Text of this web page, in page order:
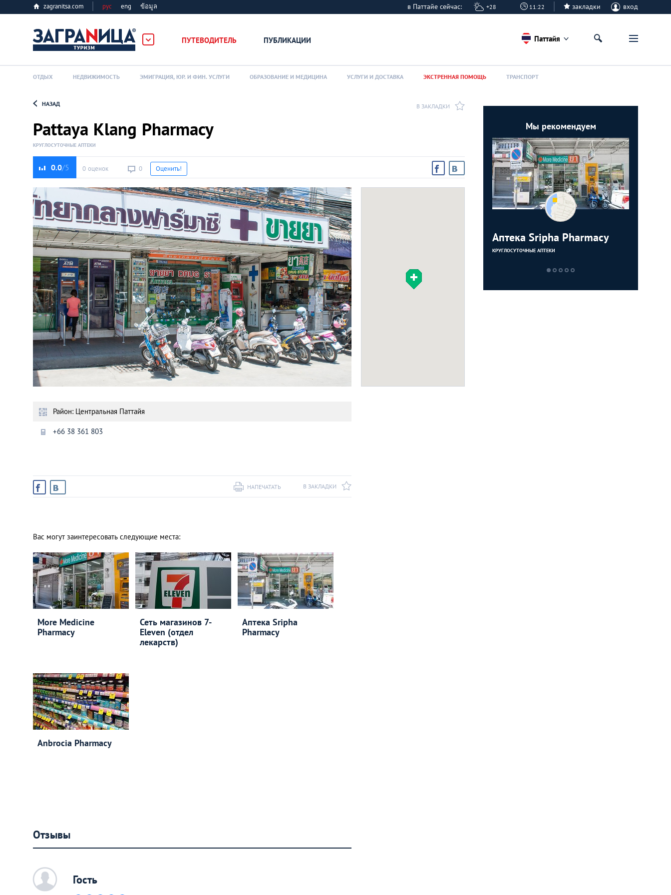
zagranitsa.com рус eng ข้อมูล в Паттайе сейчас: +28 11:22 закладки вход
ПУТЕВОДИТЕЛЬ ПУБЛИКАЦИИ
Астана
Афины
Киев
Лондон
Лос-Анджелес
Москва
Санкт-Петербург
Loading...
Паттайя
ОТДЫХ НЕДВИЖИМОСТЬ ЭМИГРАЦИЯ, ЮР. И ФИН. УСЛУГИ ОБРАЗОВАНИЕ И МЕДИЦИНА УСЛУГИ И ДОСТАВКА ЭКСТРЕННАЯ ПОМОЩЬ ТРАНСПОРТ
НАЗАД В ЗАКЛАДКИ
Pattaya Klang Pharmacy
КРУГЛОСУТОЧНЫЕ АПТЕКИ
0.0 0 оценок 0 Оценить!
Район: Центральная Паттайя
+66 38 361 803
В ЗАКЛАДКИ
НАПЕЧАТАТЬ
Вас могут заинтересовать следующие места:
More Medicine
Pharmacy
Сеть магазинов 7-
Eleven (отдел
лекарств)
Аптека Sripha
Pharmacy
Anbrocia Pharmacy
Мы рекомендуем
Аптека Sripha Pharmacy
КРУГЛОСУТОЧНЫЕ АПТЕКИ
Отзывы
c Гость